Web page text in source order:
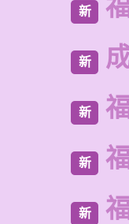
新
新
新
新
新